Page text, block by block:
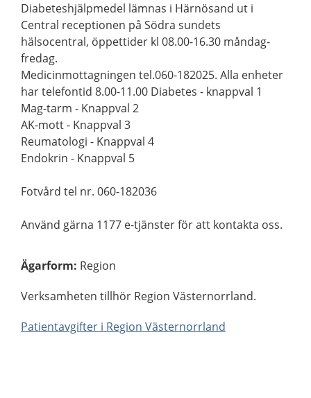
Diabeteshjälpmedel lämnas i Härnösand ut i
Central receptionen på Södra sundets
hälsocentral, öppettider kl 08.00-16.30 måndag-
fredag.
Medicinmottagningen tel.060-182025. Alla enheter
har telefontid 8.00-11.00 Diabetes - knappval 1
Mag-tarm - Knappval 2
AK-mott - Knappval 3
Reumatologi - Knappval 4
Endokrin - Knappval 5
Fotvård tel nr. 060-182036
Använd gärna 1177 e-tjänster för att kontakta oss.
Ägarform: Region
Verksamheten tillhör Region Västernorrland.
Patientavgifter i Region Västernorrland